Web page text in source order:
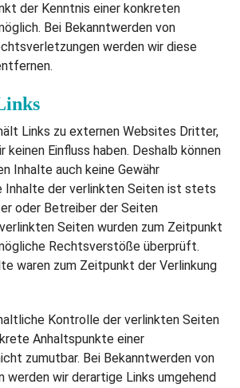
der Kenntnis einer konkreten
Bei Bekanntwerden von
werden wir diese
Links zu externen Websites Dritter,
keinen Einfluss haben. Deshalb können
Inhalte auch keine Gewähr
Inhalte der verlinkten Seiten ist stets
oder Betreiber der Seiten
Seiten wurden zum Zeitpunkt
Rechtsverstöße überprüft.
waren zum Zeitpunkt der Verlinkung
Kontrolle der verlinkten Seiten
Anhaltspunkte einer
zumutbar. Bei Bekanntwerden von
werden wir derartige Links umgehend